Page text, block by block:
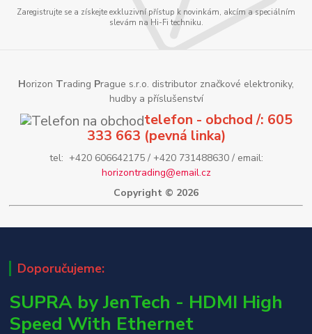
Zaregistrujte se a získejte exkluzivní přístup k novinkám, akcím a speciálním
slevám na Hi-Fi techniku.
Horizon Trading Prague s.r.o. distributor značkové elektroniky,
hudby a příslušenství
telefon - obchod /: 605
333 663 (pevná linka)
tel: +420 606642175 / +420 731488630 / email:
horizontrading@email.cz
Copyright © 2026
Doporučujeme:
SUPRA by JenTech - HDMI High
Speed With Ethernet